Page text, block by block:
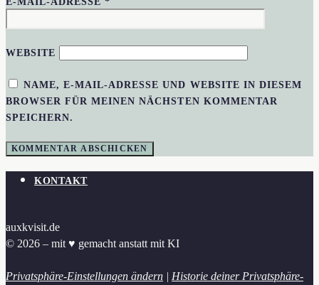
WEBSITE
NAME, E-MAIL-ADRESSE UND WEBSITE IN DIESEM
BROWSER FÜR MEINEN NÄCHSTEN KOMMENTAR
SPEICHERN.
KONTAKT
auxkvisit.de
© 2026 – mit ♥︎ gemacht anstatt mit KI
Privatsphäre-Einstellungen ändern | Historie deiner Privatsphäre-